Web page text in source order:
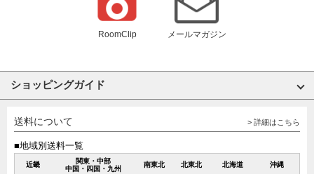
RoomClip メールマガジン
ショッピングガイド
送料について > 詳細はこちら
■地域別送料一覧
近畿
関東・中部
中国・四国・九州
南東北 北東北 北海道 沖縄